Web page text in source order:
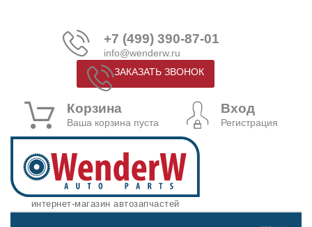
+7 (499) 390-87-01
info@wenderw.ru
ЗАКАЗАТЬ ЗВОНОК
Корзина
Ваша корзина пуста
Вход
Регистрация
интернет-магазин автозапчастей